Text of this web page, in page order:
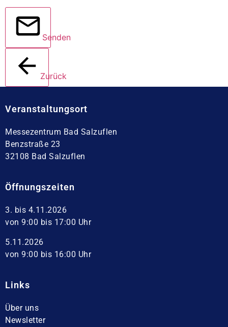
Senden
Zurück
Veranstaltungsort
Messezentrum Bad Salzuflen
Benzstraße 23
32108 Bad Salzuflen
Öffnungszeiten
3. bis 4.11.2026
von 9:00 bis 17:00 Uhr
5.11.2026
von 9:00 bis 16:00 Uhr
Links
Über uns
Newsletter